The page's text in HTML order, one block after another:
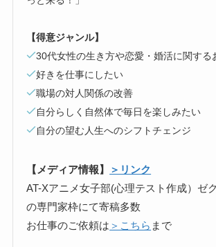
【得意ジャンル】
30代女性の生き方や恋愛・婚活に関する
好きを仕事にしたい
職場の対人関係の改善
自分らしく自然体で毎日を楽しみたい
自分の望む人生へのシフトチェンジ
【メディア情報】
＞リンク
AT-Xアニメ女子部(心理テスト作成）ゼ
の専門家枠にて寄稿多数
お仕事のご依頼は ＞こちら まで